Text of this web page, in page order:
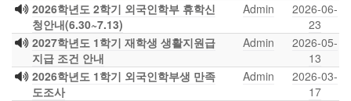
2026학년도 2학기 외국인학부 휴학신
청안내(6.30~7.13)
Admin
2026-06-
23
2027학년도 1학기 재학생 생활지원급
지급 조건 안내
Admin
2026-05-
13
2026학년도 1학기 외국인학부생 만족
도조사
Admin
2026-03-
17